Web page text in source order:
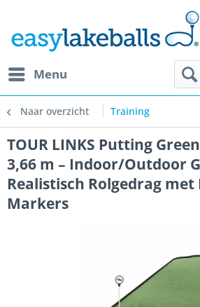
Menu
Naar overzicht Training
TOUR LINKS Putting
3,66 m – Indoor/Outdoor
Realistisch Rolgedrag met
Markers